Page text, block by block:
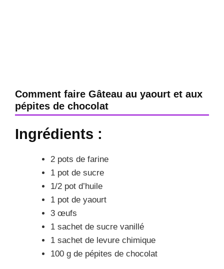
Comment faire Gâteau au yaourt et aux
pépites de chocolat
Ingrédients :
2 pots de farine
1 pot de sucre
1/2 pot d’huile
1 pot de yaourt
3 œufs
1 sachet de sucre vanillé
1 sachet de levure chimique
100 g de pépites de chocolat